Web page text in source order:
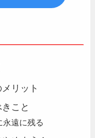
リット
こと
永遠に残る